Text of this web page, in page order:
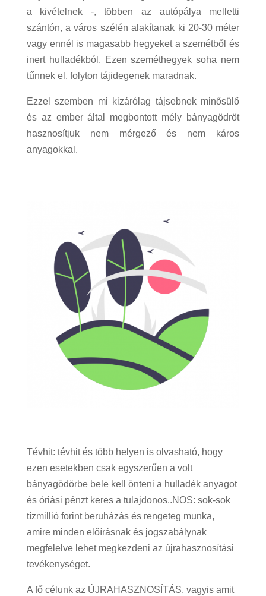
a kivételnek -, többen az autópálya melletti
szántón, a város szélén alakítanak ki 20-30 méter
vagy ennél is magasabb hegyeket a szemétből és
inert hulladékból. Ezen szeméthegyek soha nem
tűnnek el, folyton tájidegenek maradnak.
Ezzel szemben mi kizárólag tájsebnek minősülő
és az ember által megbontott mély bányagödröt
hasznosítjuk nem mérgező és nem káros
anyagokkal.
Tévhit: tévhit és több helyen is olvasható, hogy
ezen esetekben csak egyszerűen a volt
bányagödörbe bele kell önteni a hulladék anyagot
és óriási pénzt keres a tulajdonos..NOS: sok-sok
tízmillió forint beruházás és rengeteg munka,
amire minden előírásnak és jogszabálynak
megfelelve lehet megkezdeni az újrahasznosítási
tevékenységet.
A fő célunk az ÚJRAHASZNOSÍTÁS, vagyis amit